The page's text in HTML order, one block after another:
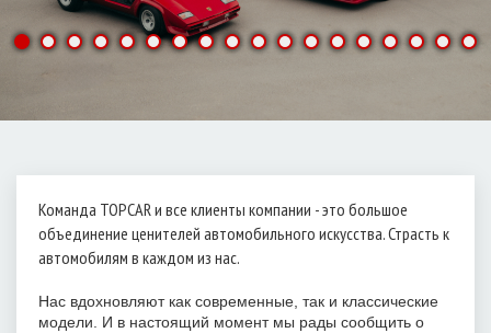
Команда TOPCAR и все клиенты компании - это большое
объединение ценителей автомобильного искусства. Страсть к
автомобилям в каждом из нас.
Нас вдохновляют как современные, так и классические
модели. И в настоящий момент мы рады сообщить о